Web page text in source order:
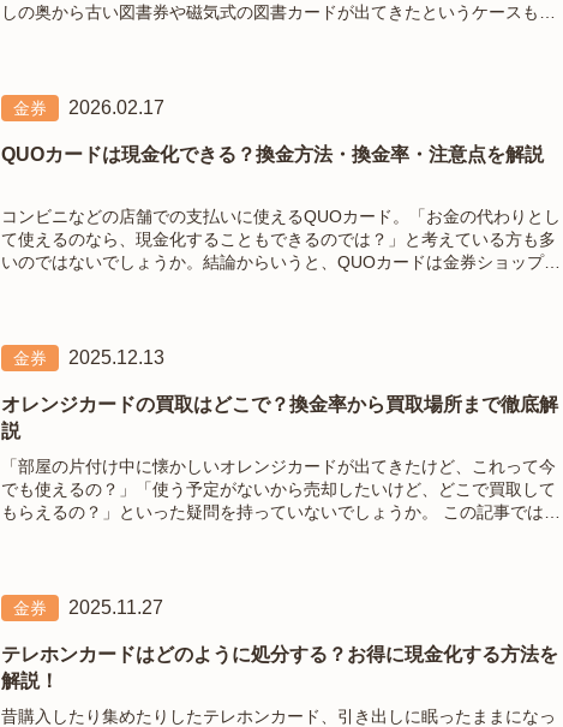
しの奥から古い図書券や磁気式の図書カードが出てきたというケースもあ
金券 2026.02.17
QUOカードは現金化できる？換金方法・換金率・注意点を解説
コンビニなどの店舗での支払いに使えるQUOカード。「お金の代わりとし
て使えるのなら、現金化することもできるのでは？」と考えている方も多
いのではないでしょうか。結論からいうと、QUOカードは金券ショップや
金券 2025.12.13
オレンジカードの買取はどこで？換金率から買取場所まで徹底解
説
「部屋の片付け中に懐かしいオレンジカードが出てきたけど、これって今
でも使えるの？」「使う予定がないから売却したいけど、どこで買取して
もらえるの？」といった疑問を持っていないでしょうか。 この記事では、
金券 2025.11.27
テレホンカードはどのように処分する？お得に現金化する方法を
解説！
昔購入したり集めたりしたテレホンカード、引き出しに眠ったままになっ